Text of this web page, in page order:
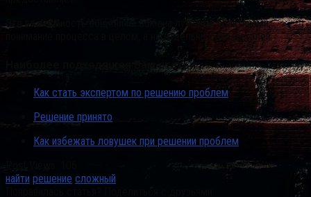
Это возможность общения и обмена лучшими практиками,
понимание процесса в целом, а не отдельных его деталей.
Наиболее подходящая Вам статья…
Как стать экспертом по решению проблем
Решение принято
Как избежать ловушек при решении проблем
найти решение сложный